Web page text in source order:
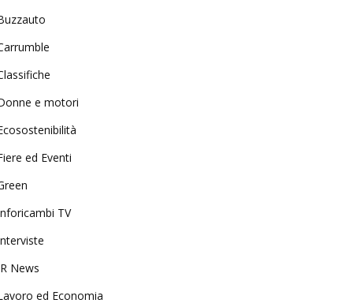
e motori
ed Eventi
TV
News
ed Economia